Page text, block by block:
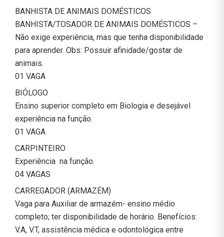
BANHISTA DE ANIMAIS DOMÉSTICOS
BANHISTA/TOSADOR DE ANIMAIS DOMÉSTICOS –
Não exige experiência, mas que tenha disponibilidade
para aprender. Obs: Possuir afinidade/gostar de
animais.
01 VAGA
BIÓLOGO
Ensino superior completo em Biologia e desejável
experiência na função.
01 VAGA
CARPINTEIRO
Experiência na função.
04 VAGAS
CARREGADOR (ARMAZÉM)
Vaga para Auxiliar de armazém- ensino médio
completo; ter disponibilidade de horário. Benefícios:
V.A, V.T, assistência médica e odontológica entre